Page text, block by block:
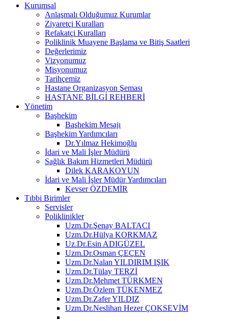
Kurumsal
Anlaşmalı Olduğumuz Kurumlar
Ziyaretçi Kuralları
Refakatçi Kuralları
Poliklinik Muayene Başlama ve Bitiş Saatleri
Değerlerimiz
Vizyonumuz
Misyonumuz
Tarihçemiz
Hastane Organizasyon Şeması
HASTANE BİLGİ REHBERİ
Yönetim
Başhekim
Başhekim Mesajı
Başhekim Yardımcıları
Dr.Yılmaz Hekimoğlu
İdari ve Mali İşler Müdürü
Sağlık Bakım Hizmetleri Müdürü
Dilek KARAKOYUN
İdari ve Mali İşler Müdür Yardımcıları
Kevser ÖZDEMİR
Tıbbi Birimler
Servisler
Poliklinikler
Uzm.Dr.Şenay BALTACI
Uzm.Dr.Hülya KORKMAZ
Uz.Dr.Esin ADIGÜZEL
Uzm.Dr.Osman ÇEÇEN
Uzm.Dr.Nalan YILDIRIM IŞIK
Uzm.Dr.Tülay TERZİ
Uzm.Dr.Mehmet TÜRKMEN
Uzm.Dr.Özlem TÜKENMEZ
Uzm.Dr.Zafer YILDIZ
Uzm.Dr.Neslihan Hezer ÇOKSEVİM